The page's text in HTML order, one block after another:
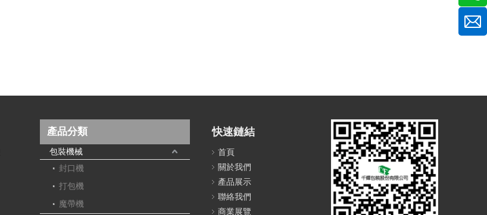
產品分類
包裝機械
封口機
打包機
魔帶機
快速鏈結
首頁
關於我們
產品展示
聯絡我們
商業展覽